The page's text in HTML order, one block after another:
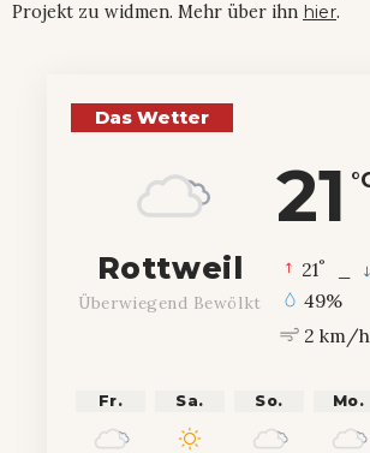
Projekt zu widmen. Mehr über ihn hier.
Das Wetter
21
Rottweil
Überwiegend Bewölkt
21°
49%
2 km/h
Fr. Sa. So. Mo.